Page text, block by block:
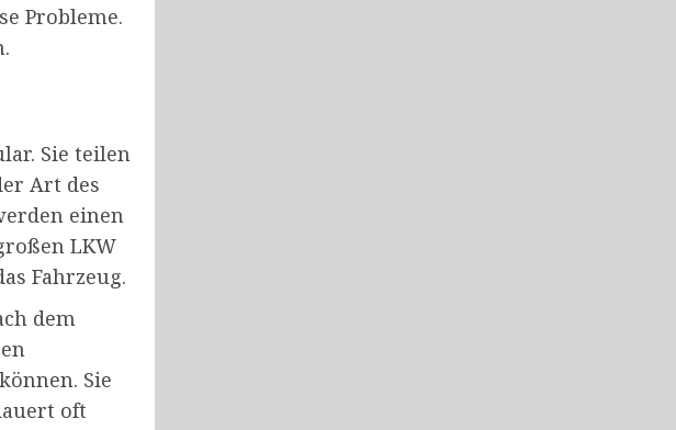
Probleme.
Sie teilen
Art des
einen
LKW
Fahrzeug.
dem
Sie
oft